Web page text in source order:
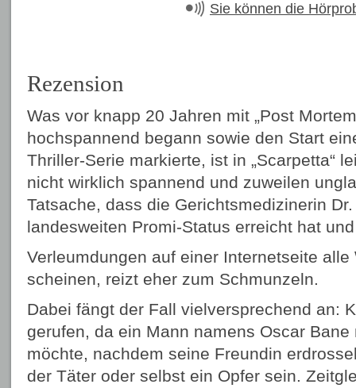
Sie können die
Rezension
Was vor knapp 20 Jahren mit „Post
hochspannend begann sowie den Start
Thriller-Serie markierte, ist in „Scarpetta“
nicht wirklich spannend und zuweilen
Tatsache, dass die Gerichtsmedizinerin
landesweiten Promi-Status erreicht hat und
Verleumdungen auf einer Internetseite
scheinen, reizt eher zum Schmunzeln.
Dabei fängt der Fall vielversprechend an:
gerufen, da ein Mann namens Oscar
möchte, nachdem seine Freundin
der Täter oder selbst ein Opfer sein.